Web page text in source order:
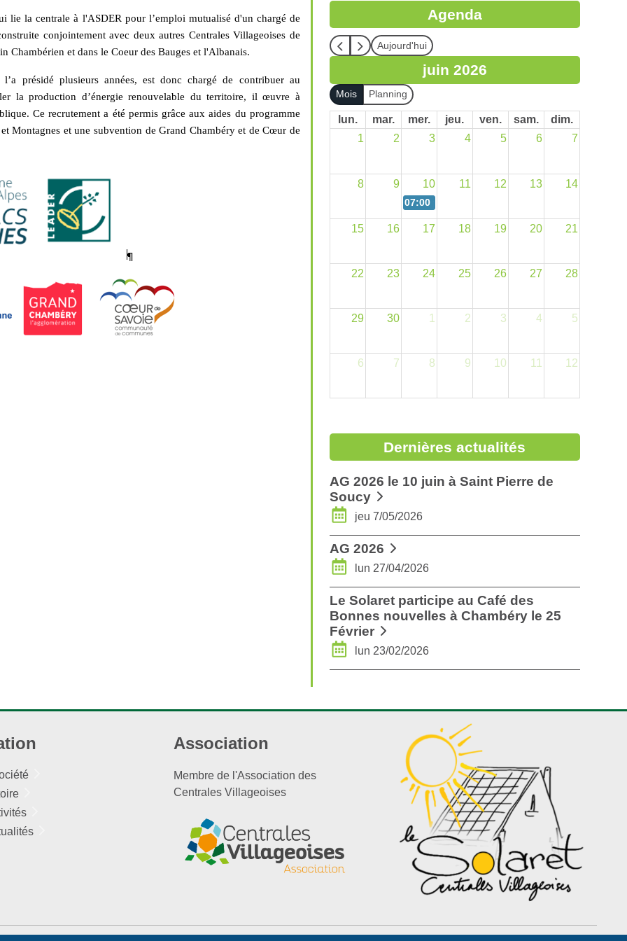
la centrale à l'ASDER pour l’emploi mutualisé d'un chargé de
conjointement avec deux autres Centrales Villageoises de
Chambérien et dans le Coeur des Bauges et l'Albanais.
présidé plusieurs années, est donc chargé de contribuer au
la production d’énergie renouvelable du territoire, il œuvre à
Ce recrutement a été permis grâce aux aides du programme
Montagnes et une subvention de Grand Chambéry et de Cœur de
Agenda
Aujourd'hui
juin 2026
Mois Planning
lun. mar. mer. jeu. ven. sam.
dim.
1
2 3 4 5 6 7
8 9 10 11 12 13 14
07:00 pm
15 16 17 18 19 20 21
22 23 24 25 26 27 28
29 30 1 2 3 4 5
6 7 8 9 10 11 12
Dernières actualités
AG 2026 le 10 juin à Saint Pierre de
Soucy
jeu 7/05/2026
AG 2026
lun 27/04/2026
Le Solaret participe au Café des
Bonnes nouvelles à Chambéry le 25
Février
lun 23/02/2026
Association
Membre de l'Association des
Centrales Villageoises